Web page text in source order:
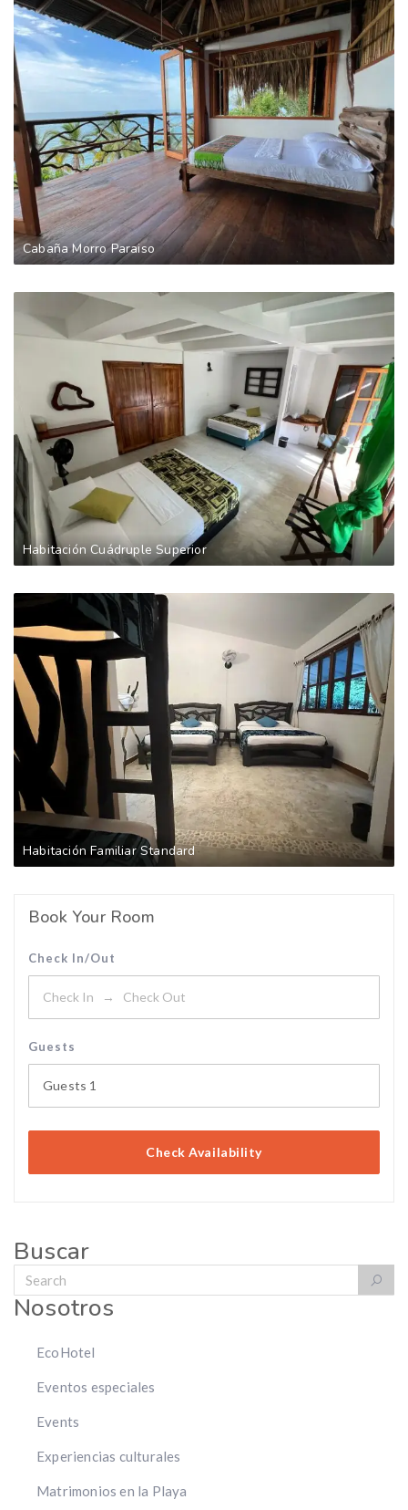
Cabaña Morro Paraiso
Habitación Cuádruple Superior
Habitación Familiar Standard
Book Your Room
Check In/Out
Guests
Guests 1
Check Availability
Buscar
Nosotros
EcoHotel
Eventos especiales
Events
Experiencias culturales
Matrimonios en la Playa